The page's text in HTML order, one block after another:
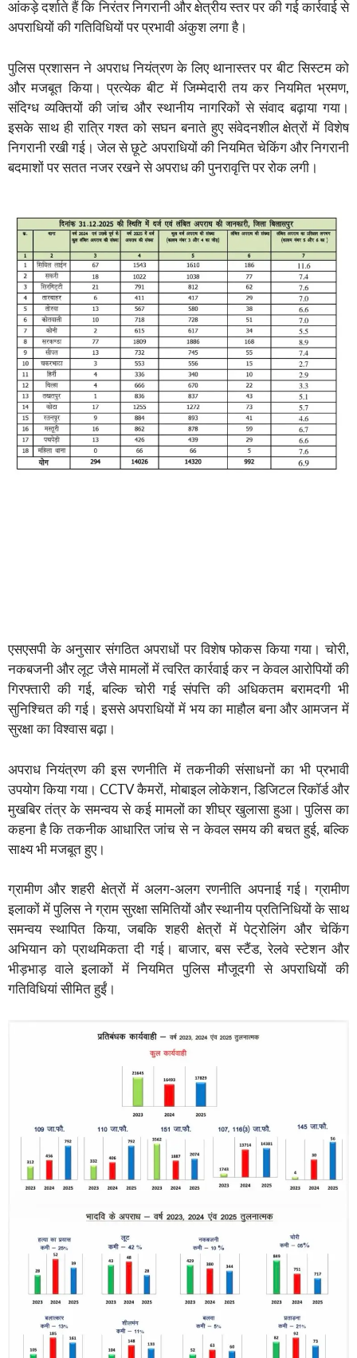
आंकड़े दर्शाते हैं कि निरंतर निगरानी और क्षेत्रीय स्तर पर की गई कार्रवाई से
अपराधियों की गतिविधियों पर प्रभावी अंकुश लगा है।
पुलिस प्रशासन ने अपराध नियंत्रण के लिए थानास्तर पर बीट सिस्टम को
और मजबूत किया। प्रत्येक बीट में जिम्मेदारी तय कर नियमित भ्रमण,
संदिग्ध व्यक्तियों की जांच और स्थानीय नागरिकों से संवाद बढ़ाया गया।
इसके साथ ही रात्रि गश्त को सघन बनाते हुए संवेदनशील क्षेत्रों में विशेष
निगरानी रखी गई। जेल से छूटे अपराधियों की नियमित चेकिंग और निगरानी
बदमाशों पर सतत नजर रखने से अपराध की पुनरावृत्ति पर रोक लगी।
एसएसपी के अनुसार संगठित अपराधों पर विशेष फोकस किया गया। चोरी,
नकबजनी और लूट जैसे मामलों में त्वरित कार्रवाई कर न केवल आरोपियों की
गिरफ्तारी की गई, बल्कि चोरी गई संपत्ति की अधिकतम बरामदगी भी
सुनिश्चित की गई। इससे अपराधियों में भय का माहौल बना और आमजन में
सुरक्षा का विश्वास बढ़ा।
अपराध नियंत्रण की इस रणनीति में तकनीकी संसाधनों का भी प्रभावी
उपयोग किया गया। CCTV कैमरों, मोबाइल लोकेशन, डिजिटल रिकॉर्ड और
मुखबिर तंत्र के समन्वय से कई मामलों का शीघ्र खुलासा हुआ। पुलिस का
कहना है कि तकनीक आधारित जांच से न केवल समय की बचत हुई, बल्कि
साक्ष्य भी मजबूत हुए।
ग्रामीण और शहरी क्षेत्रों में अलग-अलग रणनीति अपनाई गई। ग्रामीण
इलाकों में पुलिस ने ग्राम सुरक्षा समितियों और स्थानीय प्रतिनिधियों के साथ
समन्वय स्थापित किया, जबकि शहरी क्षेत्रों में पेट्रोलिंग और चेकिंग
अभियान को प्राथमिकता दी गई। बाजार, बस स्टैंड, रेलवे स्टेशन और
भीड़भाड़ वाले इलाकों में नियमित पुलिस मौजूदगी से अपराधियों की
गतिविधियां सीमित हुईं।